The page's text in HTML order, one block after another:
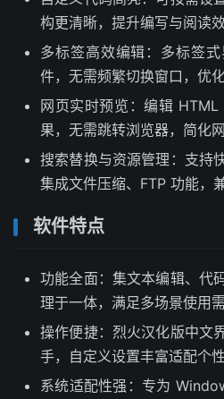
构更清晰，提升编写与阅读效
多标签高效编辑：多标签
件，无需频繁切换窗口，优
网页实时预览：编辑
果，无需跳转浏览器，简化
搜索替换与资源管理：支持
集成文件压缩、FTP 功能，
软件特点
功能全面：集文本编辑、代
理于一体，满足多场景使用需
操作便捷：烈火汉化版中文
手，自定义设置丰富适配个
系统适配性强：专为